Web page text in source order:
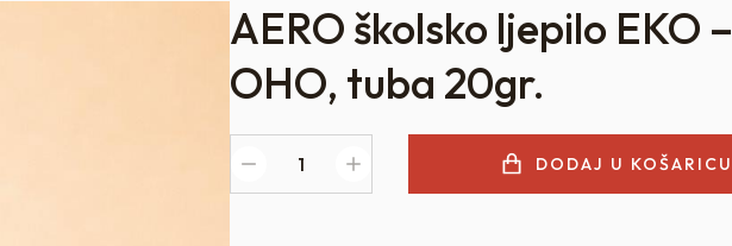
AERO školsko ljepilo EKO –
OHO, tuba 20gr.
DODAJ U KOŠARICU